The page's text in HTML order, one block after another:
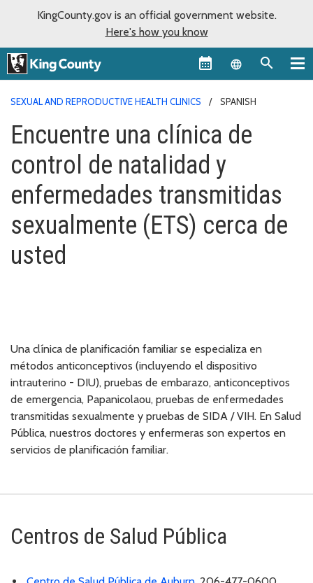
KingCounty.gov is an official government website.
Here's how you know
Language
SEXUAL AND REPRODUCTIVE HEALTH CLINICS SPANISH
Encuentre una clínica de
control de natalidad y
enfermedades transmitidas
sexualmente (ETS) cerca de
usted
Una clínica de planificación familiar se especializa en
métodos anticonceptivos (incluyendo el dispositivo
intrauterino - DIU), pruebas de embarazo, anticonceptivos
de emergencia, Papanicolaou, pruebas de enfermedades
transmitidas sexualmente y pruebas de SIDA / VIH. En Salud
Pública, nuestros doctores y enfermeras son expertos en
servicios de planificación familiar.
Centros de Salud Pública